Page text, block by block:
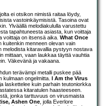
ei otsikon nimistä raitaa löydy,
vastoinkäymisistä. Tasoina ovat
Ylväällä melodiakululla varustettu
tapahtuneesta asiasta, kun voittaja
voittaja on itsensä aika. What Once
menneen olevan vain
melodista kitaravallia pystyyn nostava
mittaan, vaan laukkaa täyttä vauhtia
Väkevänä ja vakaana.
terävämpi metalli puskee pää
kulmaan ongelmitta. I Am the Virus
laskettelee kuin parhain teutoniorkka
kitaratulen haasteeseen.
jonka tarttuvuus on virusmaista
Ashen One , jolla Everlore